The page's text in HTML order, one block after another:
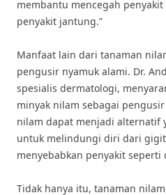
membantu mencegah
penyakit jantung.”
Manfaat lain dari tanaman
pengusir nyamuk alami. Dr.
spesialis dermatologi,
minyak nilam sebagai
nilam dapat menjadi alternatif
untuk melindungi diri dari
menyebabkan penyakit seperti
Tidak hanya itu, tanaman